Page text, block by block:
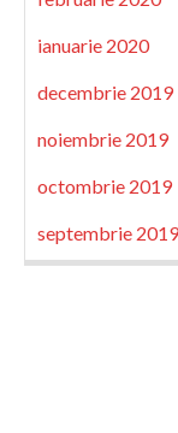
ianuarie 2020
decembrie 2019
noiembrie 2019
octombrie 2019
septembrie 2019